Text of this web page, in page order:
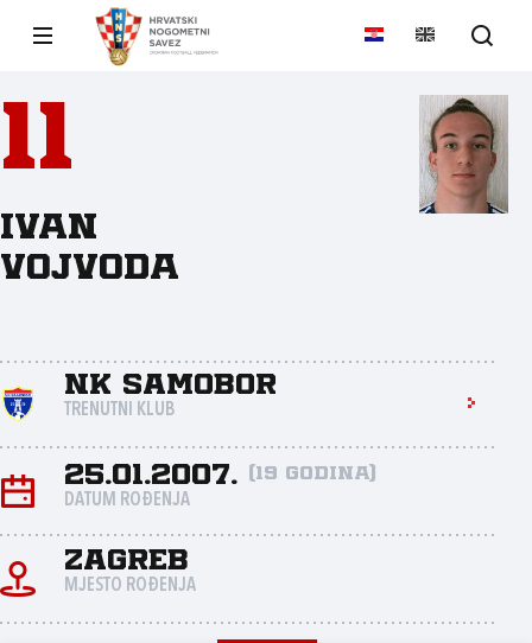
11
Ivan
Vojvoda
NK Samobor
TRENUTNI KLUB
25.01.2007. (19 godina)
DATUM ROĐENJA
Zagreb
MJESTO ROĐENJA